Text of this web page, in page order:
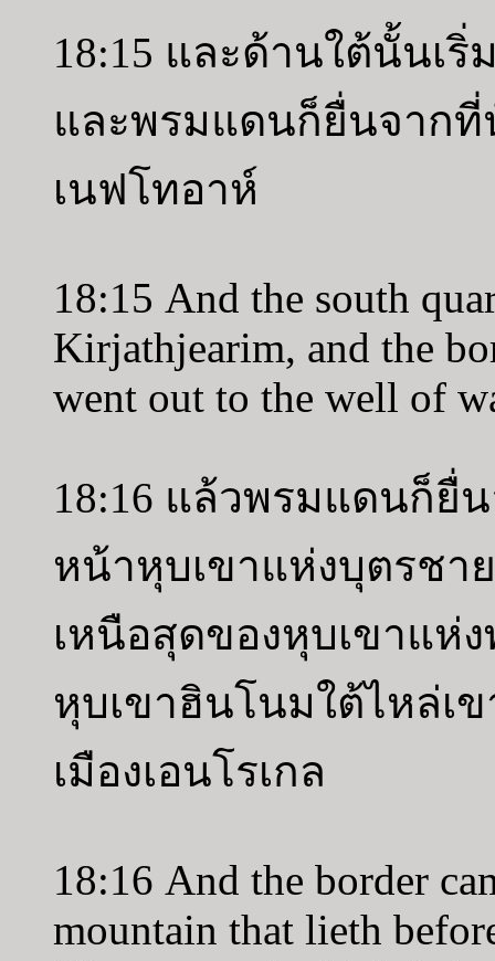
18:15 และด้านใต้นั้นเ
และพรมแดนก็ยื่นจาก
เนฟโทอาห์
18:15 And the south
Kirjathjearim, and the
went out to the well of
18:16 แล้วพรมแดนก็ยื่
หน้าหุบเขาแห่งบุตรชา
เหนือสุดของหุบเขาแห่
หุบเขาฮินโนมใต้ไหล่เ
เมืองเอนโรเกล
18:16 And the border
mountain that lieth